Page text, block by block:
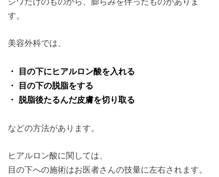
す。
美容外科では、
・ 目の下にヒアルロン酸を入れる
・ 目の下の脱脂をする
・ 脱脂後たるんだ皮膚を切り取る
などの方法があります。
ヒアルロン酸に関しては、
目の下への施術はお医者さんの技量に左右されます。